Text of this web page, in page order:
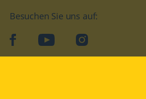
Besuchen Sie uns auf:
facebookYouTube Instagram